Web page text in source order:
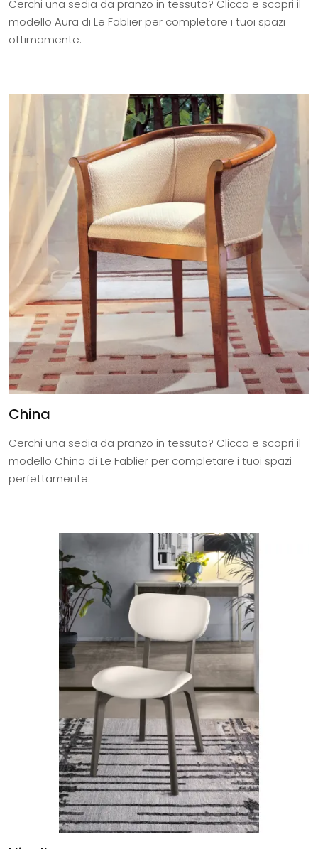
Cerchi una sedia da pranzo in tessuto? Clicca e scopri il
modello Aura di Le Fablier per completare i tuoi spazi
ottimamente.
China
Cerchi una sedia da pranzo in tessuto? Clicca e scopri il
modello China di Le Fablier per completare i tuoi spazi
perfettamente.